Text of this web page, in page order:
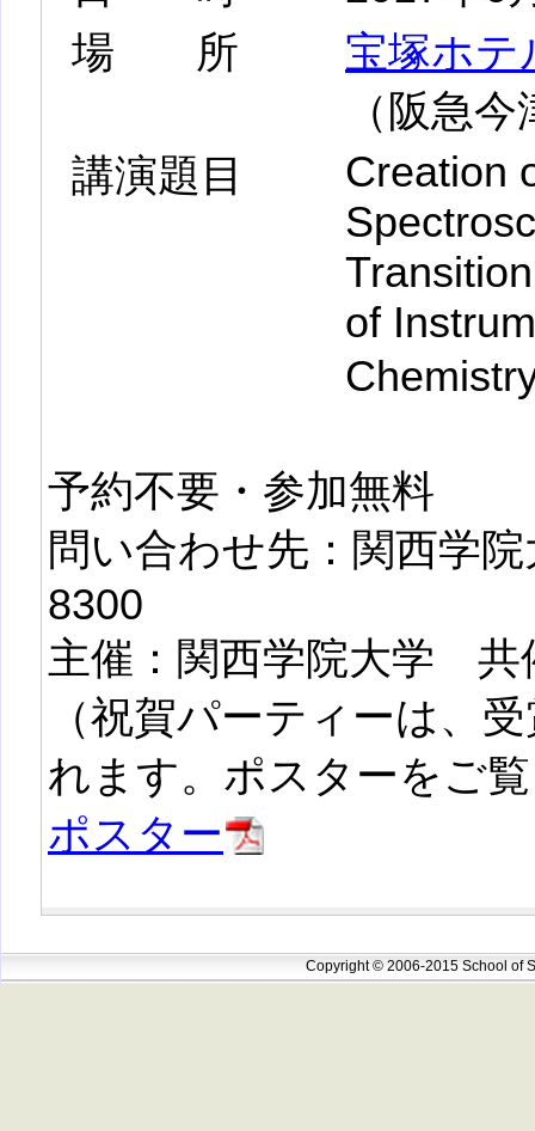
場所
宝塚ホテ
（阪急
講演題目
Creation
of
予約不要・参加無料
問い合わせ先：関西学
8300
主催：関西学院大学 共
（祝賀パーティーは、
れます。ポスターをご
ポスター
Copyright © 2006-2015 School of